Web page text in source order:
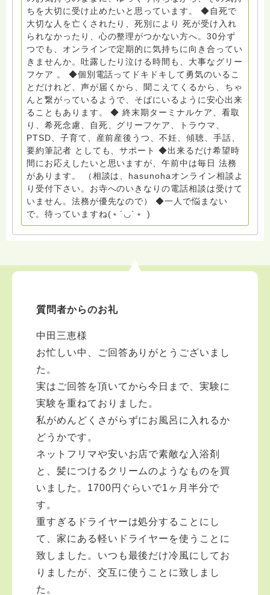
00〜 お問い合わせ申込⬇️こちらから
griefcare.tomoshibi@icloud.com ＊この活動は皆さま
のご支援により支えられております。ご協力をよろしく
お願いします。 ゆうちょ銀行 口座番号 普通408-
6452769 一般社団法人グリーフケアともしび ◆『ビハ
ーラサロン おしゃべりカフェひだまり』 ビハーラ和歌
山代表 居場所運営 問い合わせ申込⬇️こちらから
griefcare.tomoshibi@icloud.com ◆GEはしもとサピュ
イエ 所属 （Gender Equity 誰もが自分らしく生きるこ
とができる社会をめざして）DV・女性支援 ◆認定NPO
京都自死自殺相談センターSotto 元グリーフサポート委
員長（2018〜2024） ◆保育士.幼稚園教諭.小学校教諭.
レクリエーションインストラクター.中学校DV授業 10年
間 保育 教育の現場で 総主任として勤めた経験も生かし
つつ、お話できることがあれば 幸いです。 いつも あな
たとともに。南無阿弥陀仏 ここでは、宗旨を問いませ
ん。 まずは、ひとりで抱え込まないで。 来寺お問い合
わせは⬇️こちらから miehimeyo@gmail.com ※時間を割
いて、あなたに向き合っています。 ですので、過去の
いします。 ※個別相談は、hasunohaオンライン相談よ
ください。 法務を優先させてください。
ちを大切に受け止めたいと思っています。 ◆自死で
大切な人を亡くされたり、死別により 死が受け入れ
られなかったり、心の整理がつかない方へ。30分ず
つでも、オンラインで定期的に気持ちに向き合ってい
きませんか。吐露したり泣ける時間も、大事なグリー
フケア 。 ◆個別電話ってドキドキして勇気のいるこ
とだけれど、声が届くから、聞こえてくるから、ちゃ
んと繋がっているようで、そばにいるように安心出来
ることもあります。 ◆ 終末期ターミナルケア、看取
り、希死念慮、自死、グリーフケア、トラウマ、
PTSD、子育て、産前産後うつ、不妊、傾聴、手話、
要約筆記者 としても、サポート ◆出来るだけ希望時
間にお応えしたいと思いますが、午前中は毎日 法務
があります。 （相談は、hasunohaオンライン相談よ
り受付下さい。お寺へのいきなりの電話相談は受けて
いません。法務が優先なので） ◆一人で悩まない
で。待っていますね(﹡´◡`﹡ )
質問者からのお礼
中田三恵様
お忙しい中、ご回答ありがとうございまし
た。
実はご回答を頂いてから今日まで、実験に
実験を重ねておりました。
私がめんどくさがらずにお風呂に入れるか
どうかです。
ネットフリマや安いお店で素敵な入浴剤
と、髪につけるクリームのようなものを買
いました。1700円ぐらいで1ヶ月半分で
す。
重すぎるドライヤーは処分することにし
て、家にある軽いドライヤーを使うことに
致しました。いつも最後だけ冷風にしてお
りましたが、交互に使うことに致しまし
た。